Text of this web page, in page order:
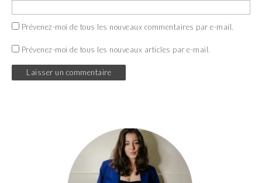
Prévenez-moi de tous les nouveaux commentaires par e-mail.
Prévenez-moi de tous les nouveaux articles par e-mail.